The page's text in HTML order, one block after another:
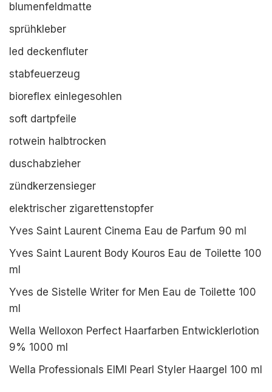
blumenfeldmatte
sprühkleber
led deckenfluter
stabfeuerzeug
bioreflex einlegesohlen
soft dartpfeile
rotwein halbtrocken
duschabzieher
zündkerzensieger
elektrischer zigarettenstopfer
Yves Saint Laurent Cinema Eau de Parfum 90 ml
Yves Saint Laurent Body Kouros Eau de Toilette 100
ml
Yves de Sistelle Writer for Men Eau de Toilette 100
ml
Wella Welloxon Perfect Haarfarben Entwicklerlotion
9% 1000 ml
Wella Professionals EIMI Pearl Styler Haargel 100 ml